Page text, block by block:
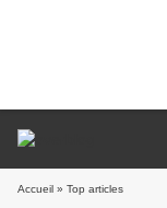
Accueil » Top articles